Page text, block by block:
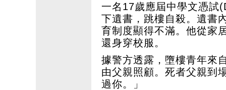
一名17歲應屆中學文憑試
下遺書，跳樓自殺。遺書
育制度顯得不滿。他從家
還身穿校服。
據警方透露，墮樓青年來
由父親照顧。死者父親到
過你。」